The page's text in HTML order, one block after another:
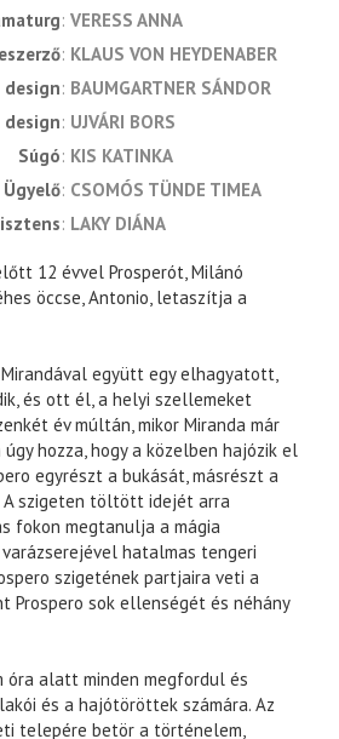
VERESS ANNA
KLAUS VON HEYDENABER
design BAUMGARTNER SÁNDOR
design UJVÁRI BORS
súgó KIS KATINKA
ügyelő CSOMÓS TÜNDE TIMEA
LAKY DIÁNA
12 évvel Prosperót, Milánó
öccse, Antonio, letaszítja a
együtt egy elhagyatott,
és ott él, a helyi szellemeket
év múltán, mikor Miranda már
hozza, hogy a közelben hajózik el
egyrészt a bukását, másrészt a
szigeten töltött idejét arra
fokon megtanulja a mágia
hatalmas tengeri
szigetének partjaira veti a
Prospero sok ellenségét és néhány
óra alatt minden megfordul és
és a hajótöröttek számára. Az
telepére betör a történelem,